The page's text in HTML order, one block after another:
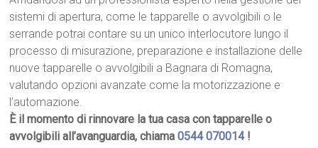
sistemi di apertura, come le tapparelle o avvolgibili o le
serrande potrai contare su un unico interlocutore lungo il
processo di misurazione, preparazione e installazione delle
nuove tapparelle o avvolgibili a Bagnara di Romagna,
valutando opzioni avanzate come la motorizzazione e
l’automazione.
È il momento di rinnovare la tua casa con tapparelle o
avvolgibili all’avanguardia, chiama0544 070014!